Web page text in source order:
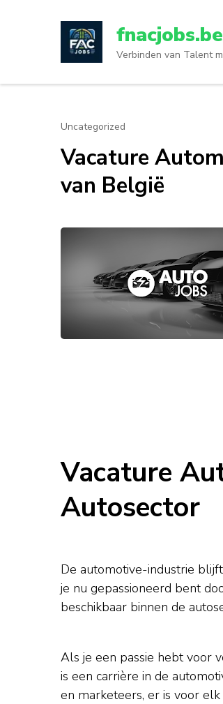
op
fnacjobs.be
Verbinden van Talent
Uncategorized
Vacature
van België
Vacature
Autosector
De automotive-industrie
je nu gepassioneerd bent
beschikbaar binnen de
Als je een passie hebt voor
is een carrière in de
en marketeers, er is voor